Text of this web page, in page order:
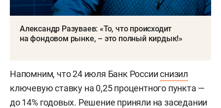
Александр Разуваев: «То, что происходит
на фондовом рынке, – это полный кирдык!»
Напомним, что 24 июля Банк Россииснизил
ключевую ставку на 0,25 процентного пункта —
до 14% годовых. Решение приняли на заседании